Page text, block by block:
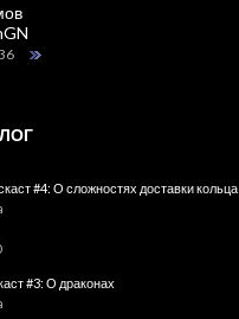
#4: О сложностях доставки кольца
#3: О драконах